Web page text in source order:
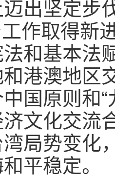
出坚定步
作取得新
和基本法
港澳地区
国原则和
文化交流
局势变化
平稳定。